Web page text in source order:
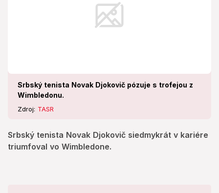
Srbský tenista Novak Djokovič pózuje s trofejou z
Wimbledonu.
Zdroj: TASR
Srbský tenista Novak Djokovič siedmykrát v kariére
triumfoval vo Wimbledone.